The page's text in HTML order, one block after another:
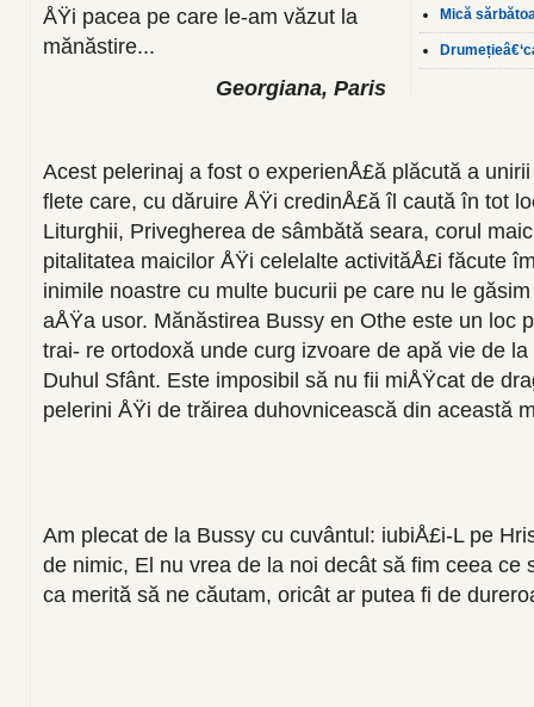
Mică
ÅŸi pacea pe care le-am văzut la
mănăstire...
Georgiana, Paris
Acest pelerinaj a fost o experienÅ£ă plăcută a
flete care, cu dăruire ÅŸi credin­Å£ă îl caută în tot
Liturghii, Privegherea de sâmbătă sea­ra, corul
pitalitatea maicilor ÅŸi celelal­te activităÅ£i făcute
inimile noastre cu multe bucurii pe care nu le
aÅŸa usor. Mănăstirea Bussy en Othe este un loc
trai- re ortodoxă unde curg izvoare de apă vie de
Duhul Sfânt. Este imposibil să nu fii miÅŸcat de
pe­lerini ÅŸi de trăirea duhovniceas­că din această
Am plecat de la Bussy cu cuvântul: iubiÅ£i-L pe
de nimic, El nu vrea de la noi de­cât să fim ceea ce
ca merită să ne cău­tam, oricât ar putea fi de